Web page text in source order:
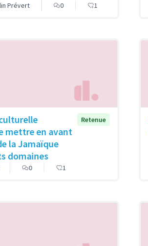
Prévert 0 1
mettre en avant
la Jamaïque
domaines
Retenue
0 1